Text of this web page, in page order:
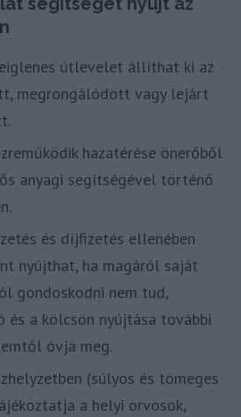
útlevelet állíthat ki az
megrongálódott vagy lejárt
hazatérése önerőből
anyagi segítségével történő
és díjfizetés ellenében
nyújthat, ha magáról saját
gondoskodni nem tud,
és a kölcsön nyújtása további
óvja meg.
(súlyos és tömeges
a helyi orvosok,